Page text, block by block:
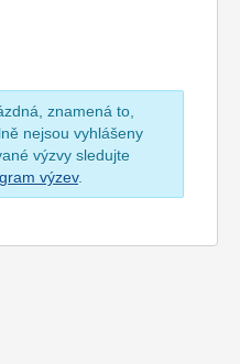
znamená to,
nejsou vyhlášeny
výzvy sledujte
výzev.